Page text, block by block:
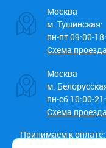
Москва
м. Тушинская:
пн-пт 09:00-
Схема проезда
Москва
м.
пн-сб 10:00-
Схема проезда
Принимаем к оплате: